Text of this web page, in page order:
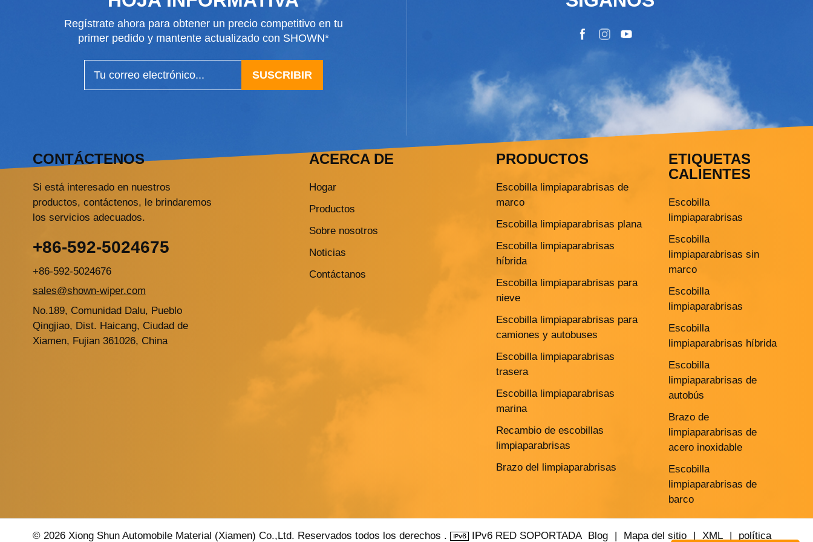
Regístrate ahora para obtener un precio competitivo en tu
primer pedido y mantente actualizado con SHOWN*
SUSCRIBIR
CONTÁCTENOS
Si está interesado en nuestros
productos, contáctenos, le brindaremos
los servicios adecuados.
+86-592-5024675
+86-592-5024676
sales@shown-wiper.com
No.189, Comunidad Dalu, Pueblo
Qingjiao, Dist. Haicang, Ciudad de
Xiamen, Fujian 361026, China
ACERCA DE
Hogar
Productos
Sobre nosotros
Noticias
Contáctanos
PRODUCTOS
Escobilla limpiaparabrisas de
marco
Escobilla limpiaparabrisas plana
Escobilla limpiaparabrisas
híbrida
Escobilla limpiaparabrisas para
nieve
Escobilla limpiaparabrisas para
camiones y autobuses
Escobilla limpiaparabrisas
trasera
Escobilla limpiaparabrisas
marina
Recambio de escobillas
limpiaparabrisas
Brazo del limpiaparabrisas
ETIQUETAS
CALIENTES
Escobilla
limpiaparabrisas
Escobilla
limpiaparabrisas sin
marco
Escobilla
limpiaparabrisas
Escobilla
limpiaparabrisas híbrida
Escobilla
limpiaparabrisas de
autobús
Brazo de
limpiaparabrisas de
acero inoxidable
Escobilla
limpiaparabrisas de
barco
© 2026 Xiong Shun Automobile Material (Xiamen) Co.,Ltd. Reservados todos los derechos . IPv6 RED SOPORTADA Blog | Mapa del sitio | XML | política